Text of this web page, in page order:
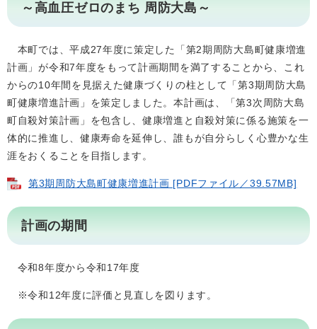
～高血圧ゼロのまち 周防大島～
本町では、平成27年度に策定した「第2期周防大島町健康増進
計画」が令和7年度をもって計画期間を満了することから、これ
からの10年間を見据えた健康づくりの柱として「第3期周防大島
町健康増進計画」を策定しました。本計画は、「第3次周防大島
町自殺対策計画」を包含し、健康増進と自殺対策に係る施策を一
体的に推進し、健康寿命を延伸し、誰もが自分らしく心豊かな生
涯をおくることを目指します。
第3期周防大島町健康増進計画 [PDFファイル／39.57MB]
計画の期間
令和8年度から令和17年度
※令和12年度に評価と見直しを図ります。